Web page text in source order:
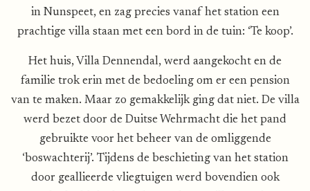
in Nunspeet, en zag precies vanaf het station een
prachtige villa staan met een bord in de tuin: ‘Te koop’.
Het huis, Villa Dennendal, werd aangekocht en de
familie trok erin met de bedoeling om er een pension
van te maken. Maar zo gemakkelijk ging dat niet. De villa
werd bezet door de Duitse Wehrmacht die het pand
gebruikte voor het beheer van de omliggende
‘boswachterij’. Tijdens de beschieting van het station
door geallieerde vliegtuigen werd bovendien ook